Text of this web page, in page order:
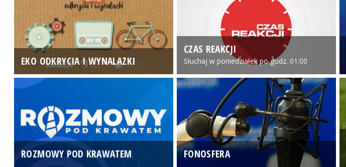
EKO ODKRYCIA I WYNALAZKI
CZAS REAKCJI
Słuchaj w poniedziałek po godz. 01:00
ROZMOWY POD KRAWATEM FONOSFERA